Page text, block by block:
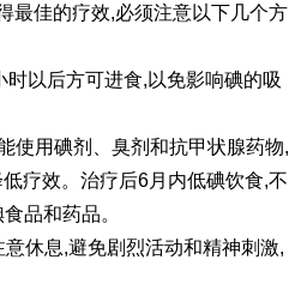
最佳的疗效,必须注意以下几个方
以后方可进食,以免影响碘的吸
使用碘剂、臭剂和抗甲状腺药物,
疗效。治疗后6月内低碘饮食,不
品和药品。
休息,避免剧烈活动和精神刺激,